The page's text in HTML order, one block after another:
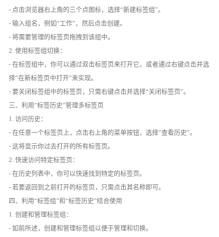
- 点击浏览器右上角的三个点图标，选择“新建标签组”。
- 输入组名，例如“工作”，然后点击创建。
- 将需要管理的标签页拖拽到该组中。
2. 使用标签组切换：
- 在标签组中，你可以通过双击标签页来打开它，或者通过右键点击并选
择“在新标签页中打开”来实现。
- 要关闭标签组中的标签页，只需右键点击并选择“关闭标签页”。
三、利用“标签历史”管理多标签页
1. 访问历史：
- 在任意一个标签页上，点击右上角的菜单按钮，选择“查看历史”。
- 这将显示你过去打开的所有标签页。
2. 快速访问特定标签页：
- 在历史列表中，你可以快速找到特定的标签页。
- 若要返回到之前打开的标签页，只需点击其名称即可。
四、利用“标签组”和“标签历史”结合使用
1. 创建和管理标签组：
- 如前所述，创建和管理标签组以便于管理和切换。